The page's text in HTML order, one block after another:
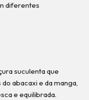
diferentes
suculenta que
abacaxi e da manga,
e equilibrada.